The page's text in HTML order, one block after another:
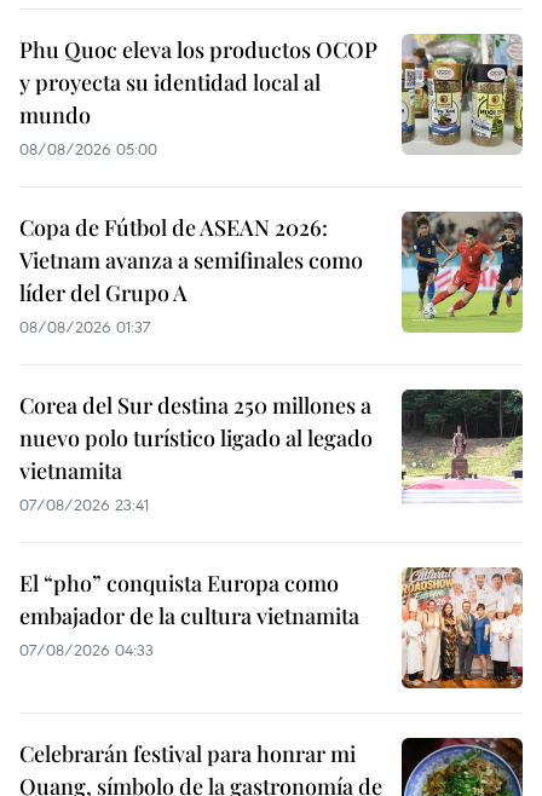
Phu Quoc eleva los productos OCOP
y proyecta su identidad local al
mundo
08/08/2026 05:00
Copa de Fútbol de ASEAN 2026:
Vietnam avanza a semifinales como
líder del Grupo A
08/08/2026 01:37
Corea del Sur destina 250 millones a
nuevo polo turístico ligado al legado
vietnamita
07/08/2026 23:41
El “pho” conquista Europa como
embajador de la cultura vietnamita
07/08/2026 04:33
Celebrarán festival para honrar mi
Quang, símbolo de la gastronomía de